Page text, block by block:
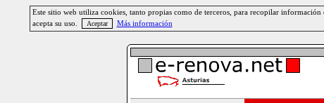
Este sitio web utiliza cookies, tanto propias como de terceros, para recopilar
acepta su uso.
Más información